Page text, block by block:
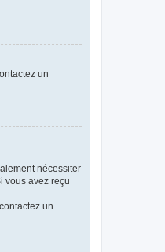
un
nécessiter
vous avez reçu
un